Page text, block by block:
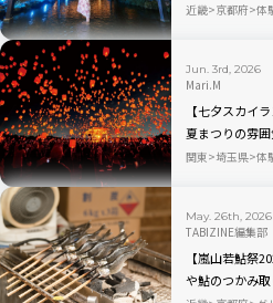
近畿 京都府 体
Jun. 3rd, 2026
Mari.M
【七夕スカイ
夏まつりの雰
関東 埼玉県 体
May. 26th, 2026
TABIZINE編集部
【嵐山若鮎祭
や鮎のつかみ